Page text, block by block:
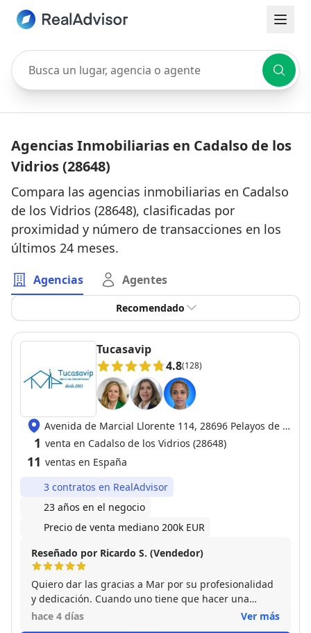
Busca un lugar, agencia o agente
Agencias Inmobiliarias en Cadalso de los
Vidrios (28648)
Compara las agencias inmobiliarias en Cadalso
de los Vidrios (28648), clasificadas por
proximidad y número de transacciones en los
últimos 24 meses.
Agencias Agentes
Recomendado
Tucasavip
4.8(128)
Avenida de Marcial Llorente 114, 28696 Pelayos de la
Presa
1 venta en Cadalso de los Vidrios (28648)
11 ventas en España
3 contratos en RealAdvisor
23 años en el negocio
Precio de venta mediano 200k EUR
Reseñado por Ricardo S. (Vendedor)
Quiero dar las gracias a Mar por su profesionalidad
y dedicación. Cuando uno tiene que hacer una
operación tan importante en su vida es
hace 4 días Ver más